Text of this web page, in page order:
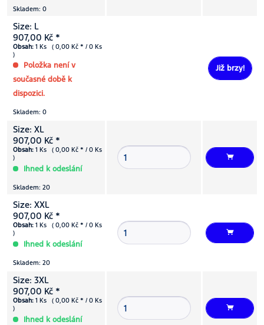
Skladem: 0
Size: L
907,00 Kč *
Obsah: 1 Ks ( 0,00 Kč * / 0 Ks
)
Položka není v
současné době k
dispozici.
Skladem: 0
Již brzy!
Size: XL
907,00 Kč *
Obsah: 1 Ks ( 0,00 Kč * / 0 Ks
)
Ihned k odeslání
Skladem: 20
Size: XXL
907,00 Kč *
Obsah: 1 Ks ( 0,00 Kč * / 0 Ks
)
Ihned k odeslání
Skladem: 20
Size: 3XL
907,00 Kč *
Obsah: 1 Ks ( 0,00 Kč * / 0 Ks
)
Ihned k odeslání